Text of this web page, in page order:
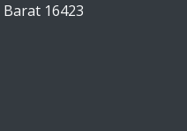
Barat 16423